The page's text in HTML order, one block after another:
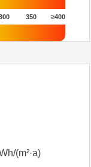
350 ≥400
(m²·a)